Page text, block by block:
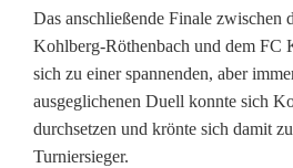
e
r
g
-
Das anschließende Finale zwischen
Kohlberg-Röthenbach und dem FC
sich zu einer spannenden, aber
ausgeglichenen Duell konnte sich
durchsetzen und krönte sich damit
Turniersieger.